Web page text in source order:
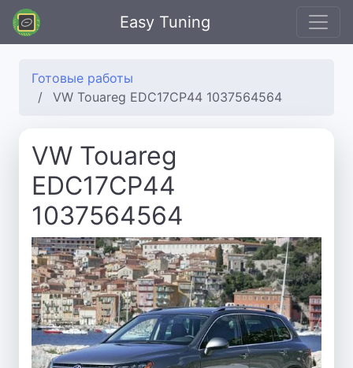
Easy Tuning
Готовые работы
VW Touareg EDC17CP44 1037564564
VW Touareg
EDC17CP44
1037564564